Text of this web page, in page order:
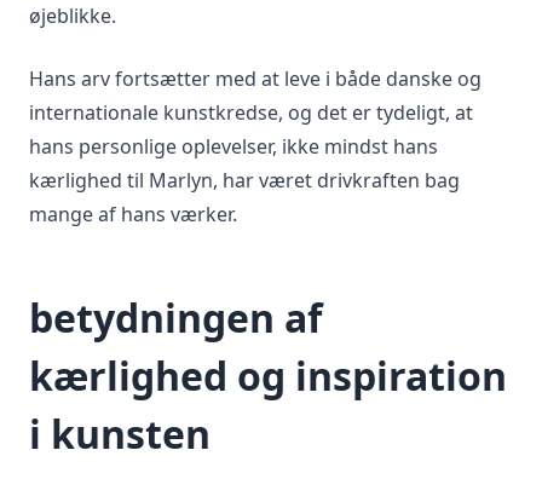
øjeblikke.
Hans arv fortsætter med at leve i både danske og
internationale kunstkredse, og det er tydeligt, at
hans personlige oplevelser, ikke mindst hans
kærlighed til Marlyn, har været drivkraften bag
mange af hans værker.
betydningen af
kærlighed og inspiration
i kunsten